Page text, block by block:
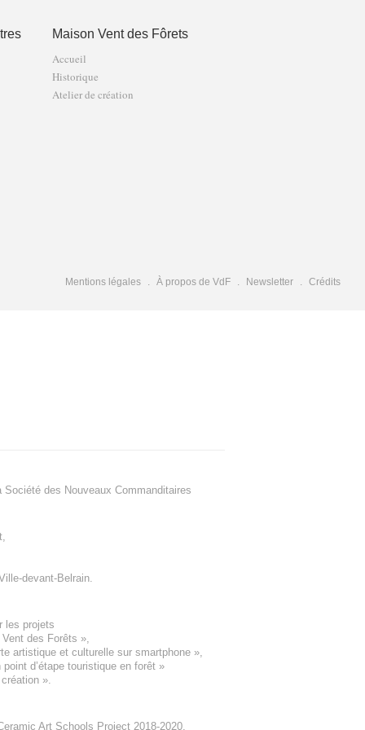
Maison Vent des Fôrets
Accueil
Historique
Atelier de création
Mentions légales À propos de VdF Newsletter Crédits
Société des Nouveaux Commanditaires
,
devant-Belrain.
les projets
des Forêts »,
artistique et culturelle sur smartphone »,
point d’étape touristique en forêt »
création ».
Art Schools Project 2018-2020,